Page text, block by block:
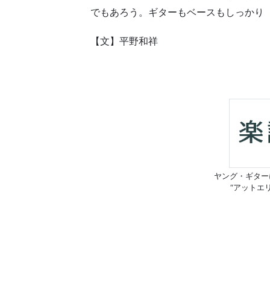
でもあろう。ギターもベースもしっか
【文】平野和祥
ヤング・ギタ
“アットエ